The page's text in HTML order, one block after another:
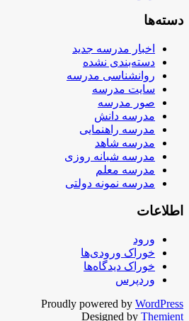
دسته‌ها
اخبار مدرسه جدید
دسته‌بندی نشده
روانشناسی مدرسه
سایت مدرسه
صور مدرسه
مدرسه دانش
مدرسه راهنمایی
مدرسه شاهد
مدرسه شبانه روزی
مدرسه معلم
مدرسه نمونه دولتی
اطلاعات
ورود
خوراک ورودی‌ها
خوراک دیدگاه‌ها
وردپرس
Proudly powered by WordPress
Designed by Themient